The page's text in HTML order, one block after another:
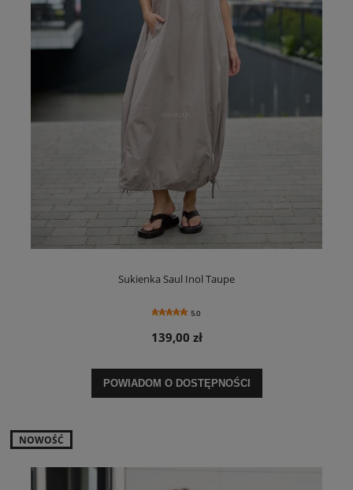
Sukienka Saul Inol Taupe
5.0
139,00 zł
POWIADOM O DOSTĘPNOŚCI
NOWOŚĆ